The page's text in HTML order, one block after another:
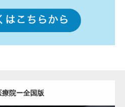
療院ー全国版